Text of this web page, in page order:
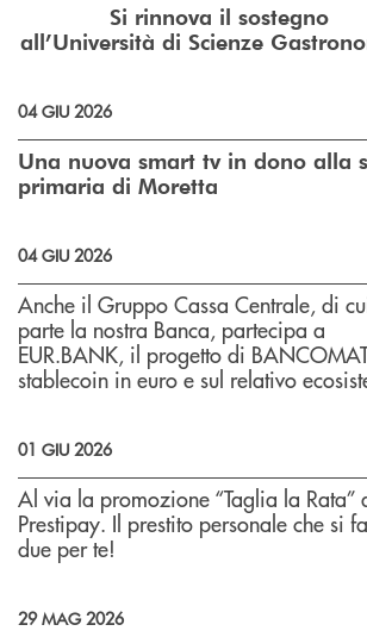
Si rinnova il sostegno
all’Università di Scienze
04 GIU 2026
Una nuova smart tv in dono alla
primaria di Moretta
04 GIU 2026
Anche il Gruppo Cassa Centrale, di
parte la nostra Banca, partecipa a
EUR.BANK, il progetto di
stablecoin in euro e sul relativo
01 GIU 2026
Al via la promozione “Taglia la Rata”
Prestipay. Il prestito personale che si
due per te!
29 MAG 2026